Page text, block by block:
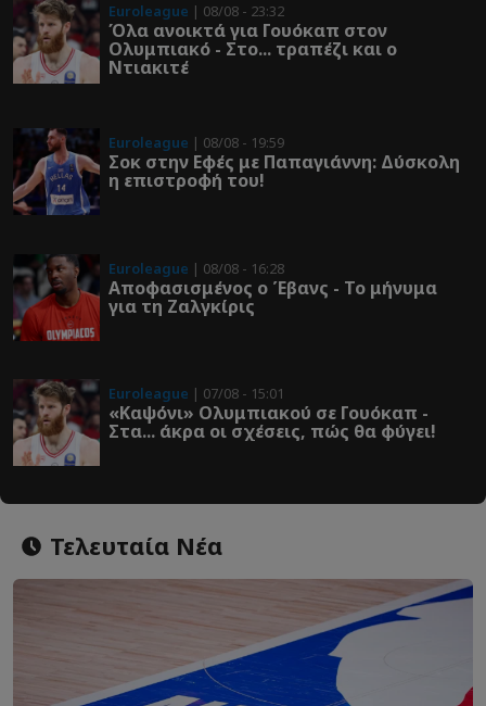
Euroleague | 08/08 - 23:32
Όλα ανοικτά για Γουόκαπ στον
Ολυμπιακό - Στο... τραπέζι και ο
Ντιακιτέ
Euroleague | 08/08 - 19:59
Σοκ στην Εφές με Παπαγιάννη: Δύσκολη
η επιστροφή του!
Euroleague | 08/08 - 16:28
Αποφασισμένος ο Έβανς - Το μήνυμα
για τη Ζαλγκίρις
Euroleague | 07/08 - 15:01
«Καψόνι» Ολυμπιακού σε Γουόκαπ -
Στα... άκρα οι σχέσεις, πώς θα φύγει!
Τελευταία Νέα